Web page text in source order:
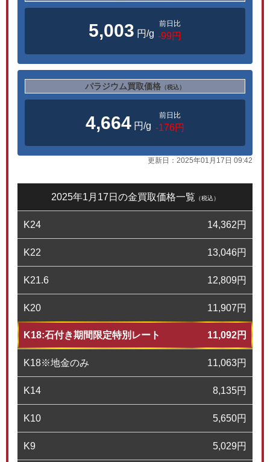
5,003 円/g
前日比
-99円
パラジウム買取価格 （税込）
4,664 円/g
前日比
-176円
更新日： 2025年01月17日 09:42
2025年1月17日の金買取価格一覧 （税込）
K24 14,362円
K22 13,046円
K21.6 12,809円
K20 11,907円
K18:石付き期間限定特別レート 11,092円
K18※地金のみ 11,063円
K14 8,135円
K10 5,650円
K9 5,029円